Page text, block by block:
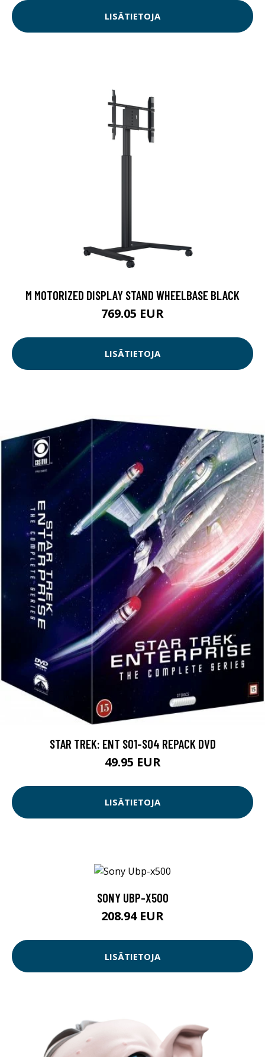
LISÄTIETOJA
M MOTORIZED DISPLAY STAND WHEELBASE BLACK
769.05 EUR
LISÄTIETOJA
STAR TREK: ENT S01-S04 REPACK DVD
49.95 EUR
LISÄTIETOJA
SONY UBP-X500
208.94 EUR
LISÄTIETOJA